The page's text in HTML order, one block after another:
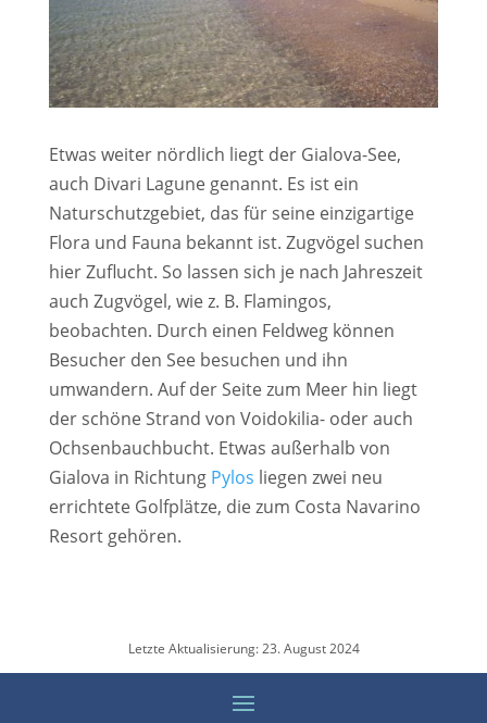
Etwas weiter nördlich liegt der Gialova-See,
auch Divari Lagune genannt. Es ist ein
Naturschutzgebiet, das für seine einzigartige
Flora und Fauna bekannt ist. Zugvögel suchen
hier Zuflucht. So lassen sich je nach Jahreszeit
auch Zugvögel, wie z. B. Flamingos,
beobachten. Durch einen Feldweg können
Besucher den See besuchen und ihn
umwandern. Auf der Seite zum Meer hin liegt
der schöne Strand von Voidokilia- oder auch
Ochsenbauchbucht. Etwas außerhalb von
Gialova in Richtung Pylos liegen zwei neu
errichtete Golfplätze, die zum Costa Navarino
Resort gehören.
Letzte Aktualisierung: 23. August 2024